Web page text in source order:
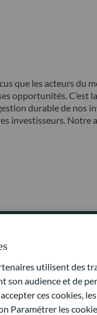
que les acteurs du
opportunités. C’est
durable de nos
investisseurs. Notre
utilisent des
son audience et de
ces cookies,
Paramétrer les